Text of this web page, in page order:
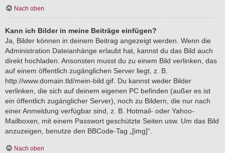
Nach oben
Kann ich Bilder in meine Beiträge einfügen?
Ja, Bilder können in deinem Beitrag angezeigt werden. Wenn die
Administration Dateianhänge erlaubt hat, kannst du das Bild auch
direkt hochladen. Ansonsten musst du zu einem Bild verlinken, das
auf einem öffentlich zugänglichen Server liegt, z. B.
http://www.domain.tld/mein-bild.gif. Du kannst weder Bilder
verlinken, die sich auf deinem eigenen PC befinden (außer es ist
ein öffentlich zugänglicher Server), noch zu Bildern, die nur nach
einer Anmeldung verfügbar sind, z. B. Hotmail- oder Yahoo-
Mailboxen, mit einem Passwort geschützte Seiten usw. Um das Bild
anzuzeigen, benutze den BBCode-Tag „[img]“.
Nach oben